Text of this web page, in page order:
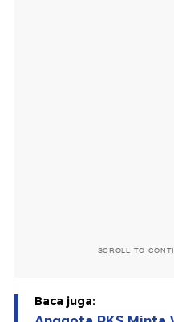
SCROLL TO
Baca juga: